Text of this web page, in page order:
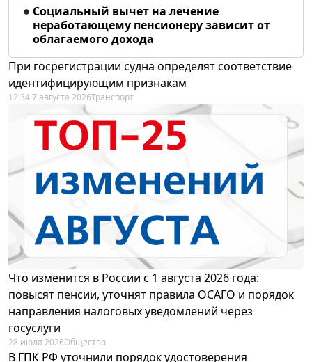
Социальный вычет на лечение
неработающему пенсионеру зависит от
облагаемого дохода
При госрегистрации судна определят соответствие
идентифицирующим признакам
12:34 7 августа 2026Транспорт
Что изменится в России с 1 августа 2026 года:
повысят пенсии, уточнят правила ОСАГО и порядок
направления налоговых уведомлений через
госуслуги
28 июля 2026Общество
В ГПК РФ уточнили порядок удостоверения